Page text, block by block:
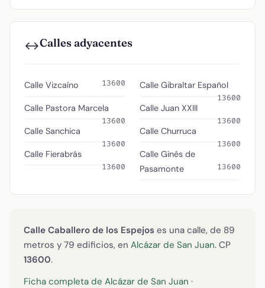
↔️Calles adyacentes
Calle Vizcaíno 13600
Calle Pastora Marcela
13600
Calle Sanchica
13600
Calle Fierabrás
13600
Calle Gibraltar Español
13600
Calle Juan XXIII
13600
Calle Churruca
13600
Calle Ginés de
Pasamonte
13600
Calle Caballero de los Espejos es una calle, de 89
metros y 79 edificios, en Alcázar de San Juan. CP
13600.
Ficha completa de Alcázar de San Juan ·